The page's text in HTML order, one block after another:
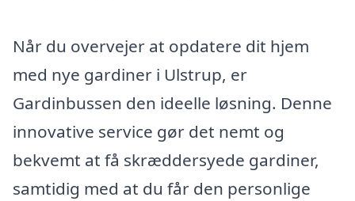
Når du overvejer at opdatere dit hjem
med nye gardiner i Ulstrup, er
Gardinbussen den ideelle løsning. Denne
innovative service gør det nemt og
bekvemt at få skræddersyede gardiner,
samtidig med at du får den personlige